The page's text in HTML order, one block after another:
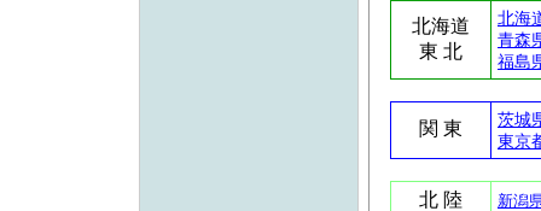
北海道
東 北
北海
青森
福島
関 東
茨城
東京
北 陸 新潟